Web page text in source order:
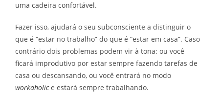
uma cadeira confortável.
Fazer isso, ajudará o seu subconsciente a distinguir o
que é “estar no trabalho” do que é “estar em casa”. Caso
contrário dois problemas podem vir à tona: ou você
ficará improdutivo por estar sempre fazendo tarefas de
casa ou descansando, ou você entrará no modo
workaholice estará sempre trabalhando.